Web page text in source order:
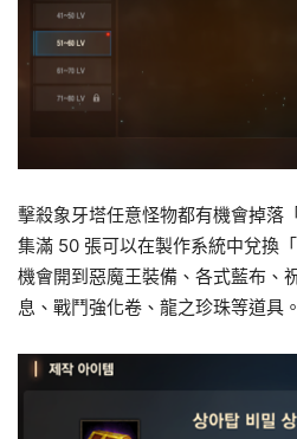
擊殺象牙塔任意怪物都有機會掉落
集滿 50 張可以在製作系統中兌換
機會開到惡魔王裝備、各式藍布、
息、戰鬥強化卷、龍之珍珠等道具。